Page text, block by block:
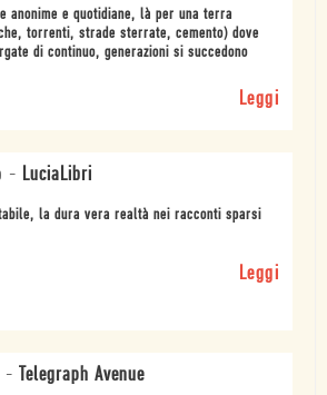
anonime e quotidiane, là per una terra
torrenti, strade sterrate, cemento) dove
di continuo, generazioni si succedono
Leggi
- LuciaLibri
la dura vera realtà nei racconti sparsi
Leggi
- Telegraph Avenue